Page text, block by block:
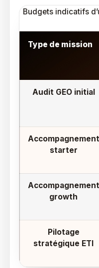
Budgets indicatifs
Type de mission
Audit GEO initial
Accompagnement
starter
Accompagnement
growth
Pilotage
stratégique ETI